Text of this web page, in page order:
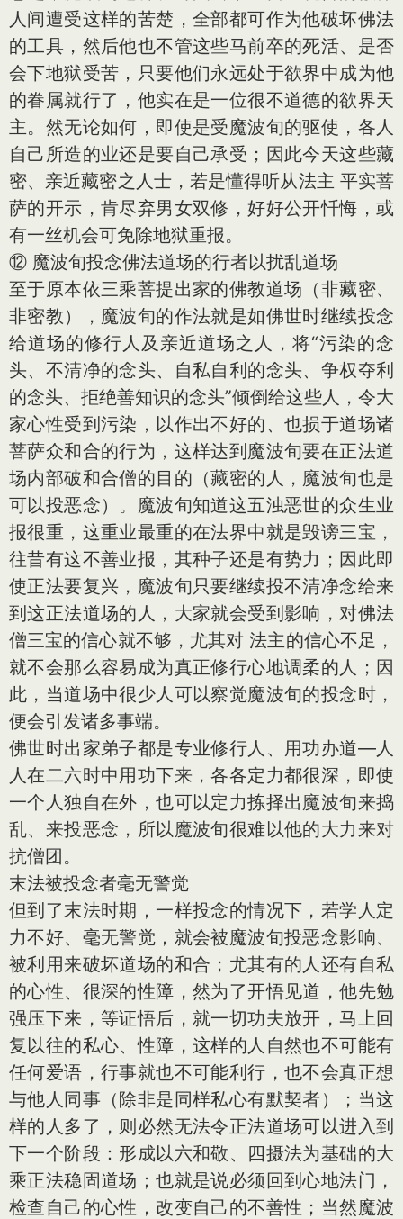
人间遭受这样的苦楚，全部都可作为他破坏佛法
的工具，然后他也不管这些马前卒的死活、是否
会下地狱受苦，只要他们永远处于欲界中成为他
的眷属就行了，他实在是一位很不道德的欲界天
主。然无论如何，即使是受魔波旬的驱使，各人
自己所造的业还是要自己承受；因此今天这些藏
密、亲近藏密之人士，若是懂得听从法主 平实菩
萨的开示，肯尽弃男女双修，好好公开忏悔，或
有一丝机会可免除地狱重报。
⑫ 魔波旬投念佛法道场的行者以扰乱道场
至于原本依三乘菩提出家的佛教道场（非藏密、
非密教），魔波旬的作法就是如佛世时继续投念
给道场的修行人及亲近道场之人，将“污染的念
头、不清净的念头、自私自利的念头、争权夺利
的念头、拒绝善知识的念头”倾倒给这些人，令大
家心性受到污染，以作出不好的、也损于道场诸
菩萨众和合的行为，这样达到魔波旬要在正法道
场内部破和合僧的目的（藏密的人，魔波旬也是
可以投恶念）。魔波旬知道这五浊恶世的众生业
报很重，这重业最重的在法界中就是毁谤三宝，
往昔有这不善业报，其种子还是有势力；因此即
使正法要复兴，魔波旬只要继续投不清净念给来
到这正法道场的人，大家就会受到影响，对佛法
僧三宝的信心就不够，尤其对 法主的信心不足，
就不会那么容易成为真正修行心地调柔的人；因
此，当道场中很少人可以察觉魔波旬的投念时，
便会引发诸多事端。
佛世时出家弟子都是专业修行人、用功办道—人
人在二六时中用功下来，各各定力都很深，即使
一个人独自在外，也可以定力拣择出魔波旬来捣
乱、来投恶念，所以魔波旬很难以他的大力来对
抗僧团。
末法被投念者毫无警觉
但到了末法时期，一样投念的情况下，若学人定
力不好、毫无警觉，就会被魔波旬投恶念影响、
被利用来破坏道场的和合；尤其有的人还有自私
的心性、很深的性障，然为了开悟见道，他先勉
强压下来，等证悟后，就一切功夫放开，马上回
复以往的私心、性障，这样的人自然也不可能有
任何爱语，行事就也不可能利行，也不会真正想
与他人同事（除非是同样私心有默契者）；当这
样的人多了，则必然无法令正法道场可以进入到
下一个阶段：形成以六和敬、四摄法为基础的大
乘正法稳固道场；也就是说必须回到心地法门，
检查自己的心性，改变自己的不善性；当然魔波